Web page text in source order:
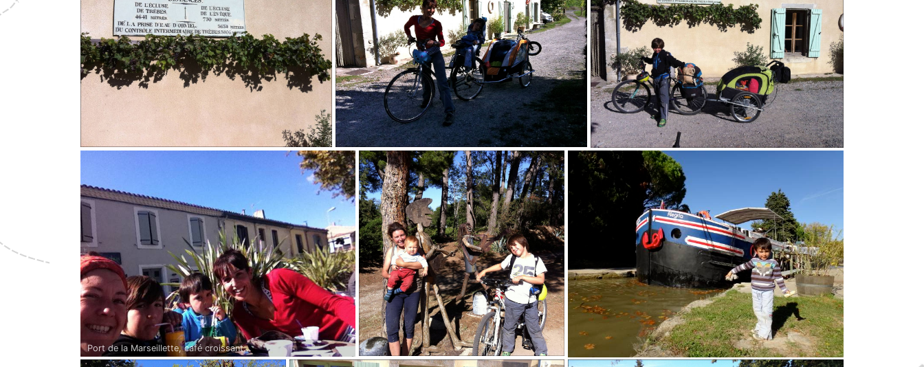
Port de la Marseillette, café croissant...